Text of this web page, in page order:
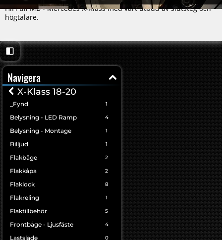
HiFi till MB - Mercedes X-Klass med vårt utbud av slutsteg och
högtalare.
Navigera
X-Klass 18-20
_Fynd 1
Belysning - LED Ramp 4
Belysning - Montage 1
Billjud 1
Flakbåge 2
Flakkåpa 2
Flaklock 8
Flakreling 1
Flaktillbehör 5
Frontbåge - Ljusfäste 4
Lastsläde 0